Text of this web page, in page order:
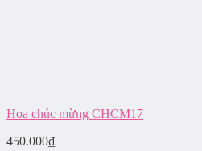
Hoa chúc mừng CHCM17
450.000₫